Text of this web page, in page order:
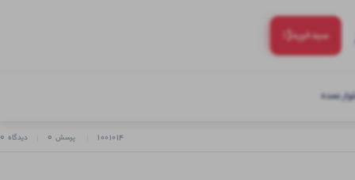
سبد‌خرید(:
عمده
1001014 پرسش 0 دیدگاه 0